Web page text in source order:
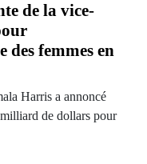
de la vice-
des femmes en
Harris a annoncé
de dollars pour